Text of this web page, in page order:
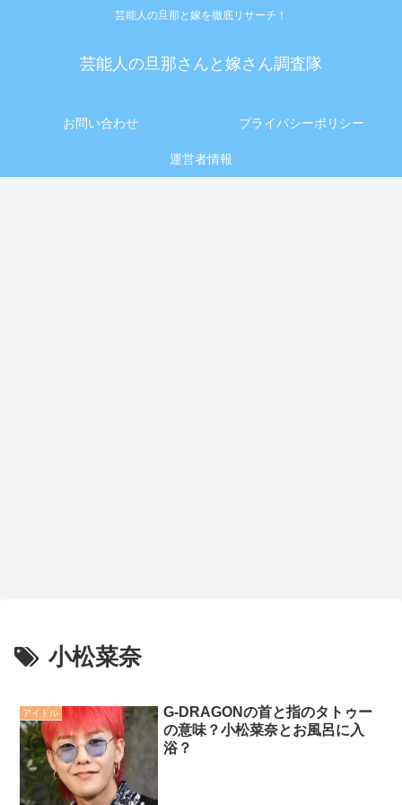
芸能人の旦那と嫁を徹底リサーチ！
芸能人の旦那さんと嫁さん調査隊
お問い合わせ プライバシーポリシー
運営者情報
小松菜奈
アイドル
G-DRAGONの首と指のタトゥー
の意味？小松菜奈とお風呂に入
浴？